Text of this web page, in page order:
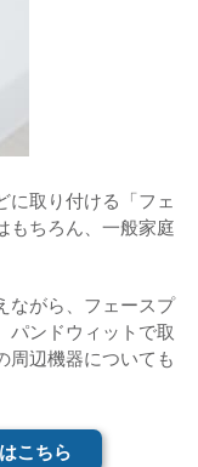
に取り付ける「フェ
もちろん、一般家庭
ながら、フェースプ
パンドウィットで取
周辺機器についても
こちら